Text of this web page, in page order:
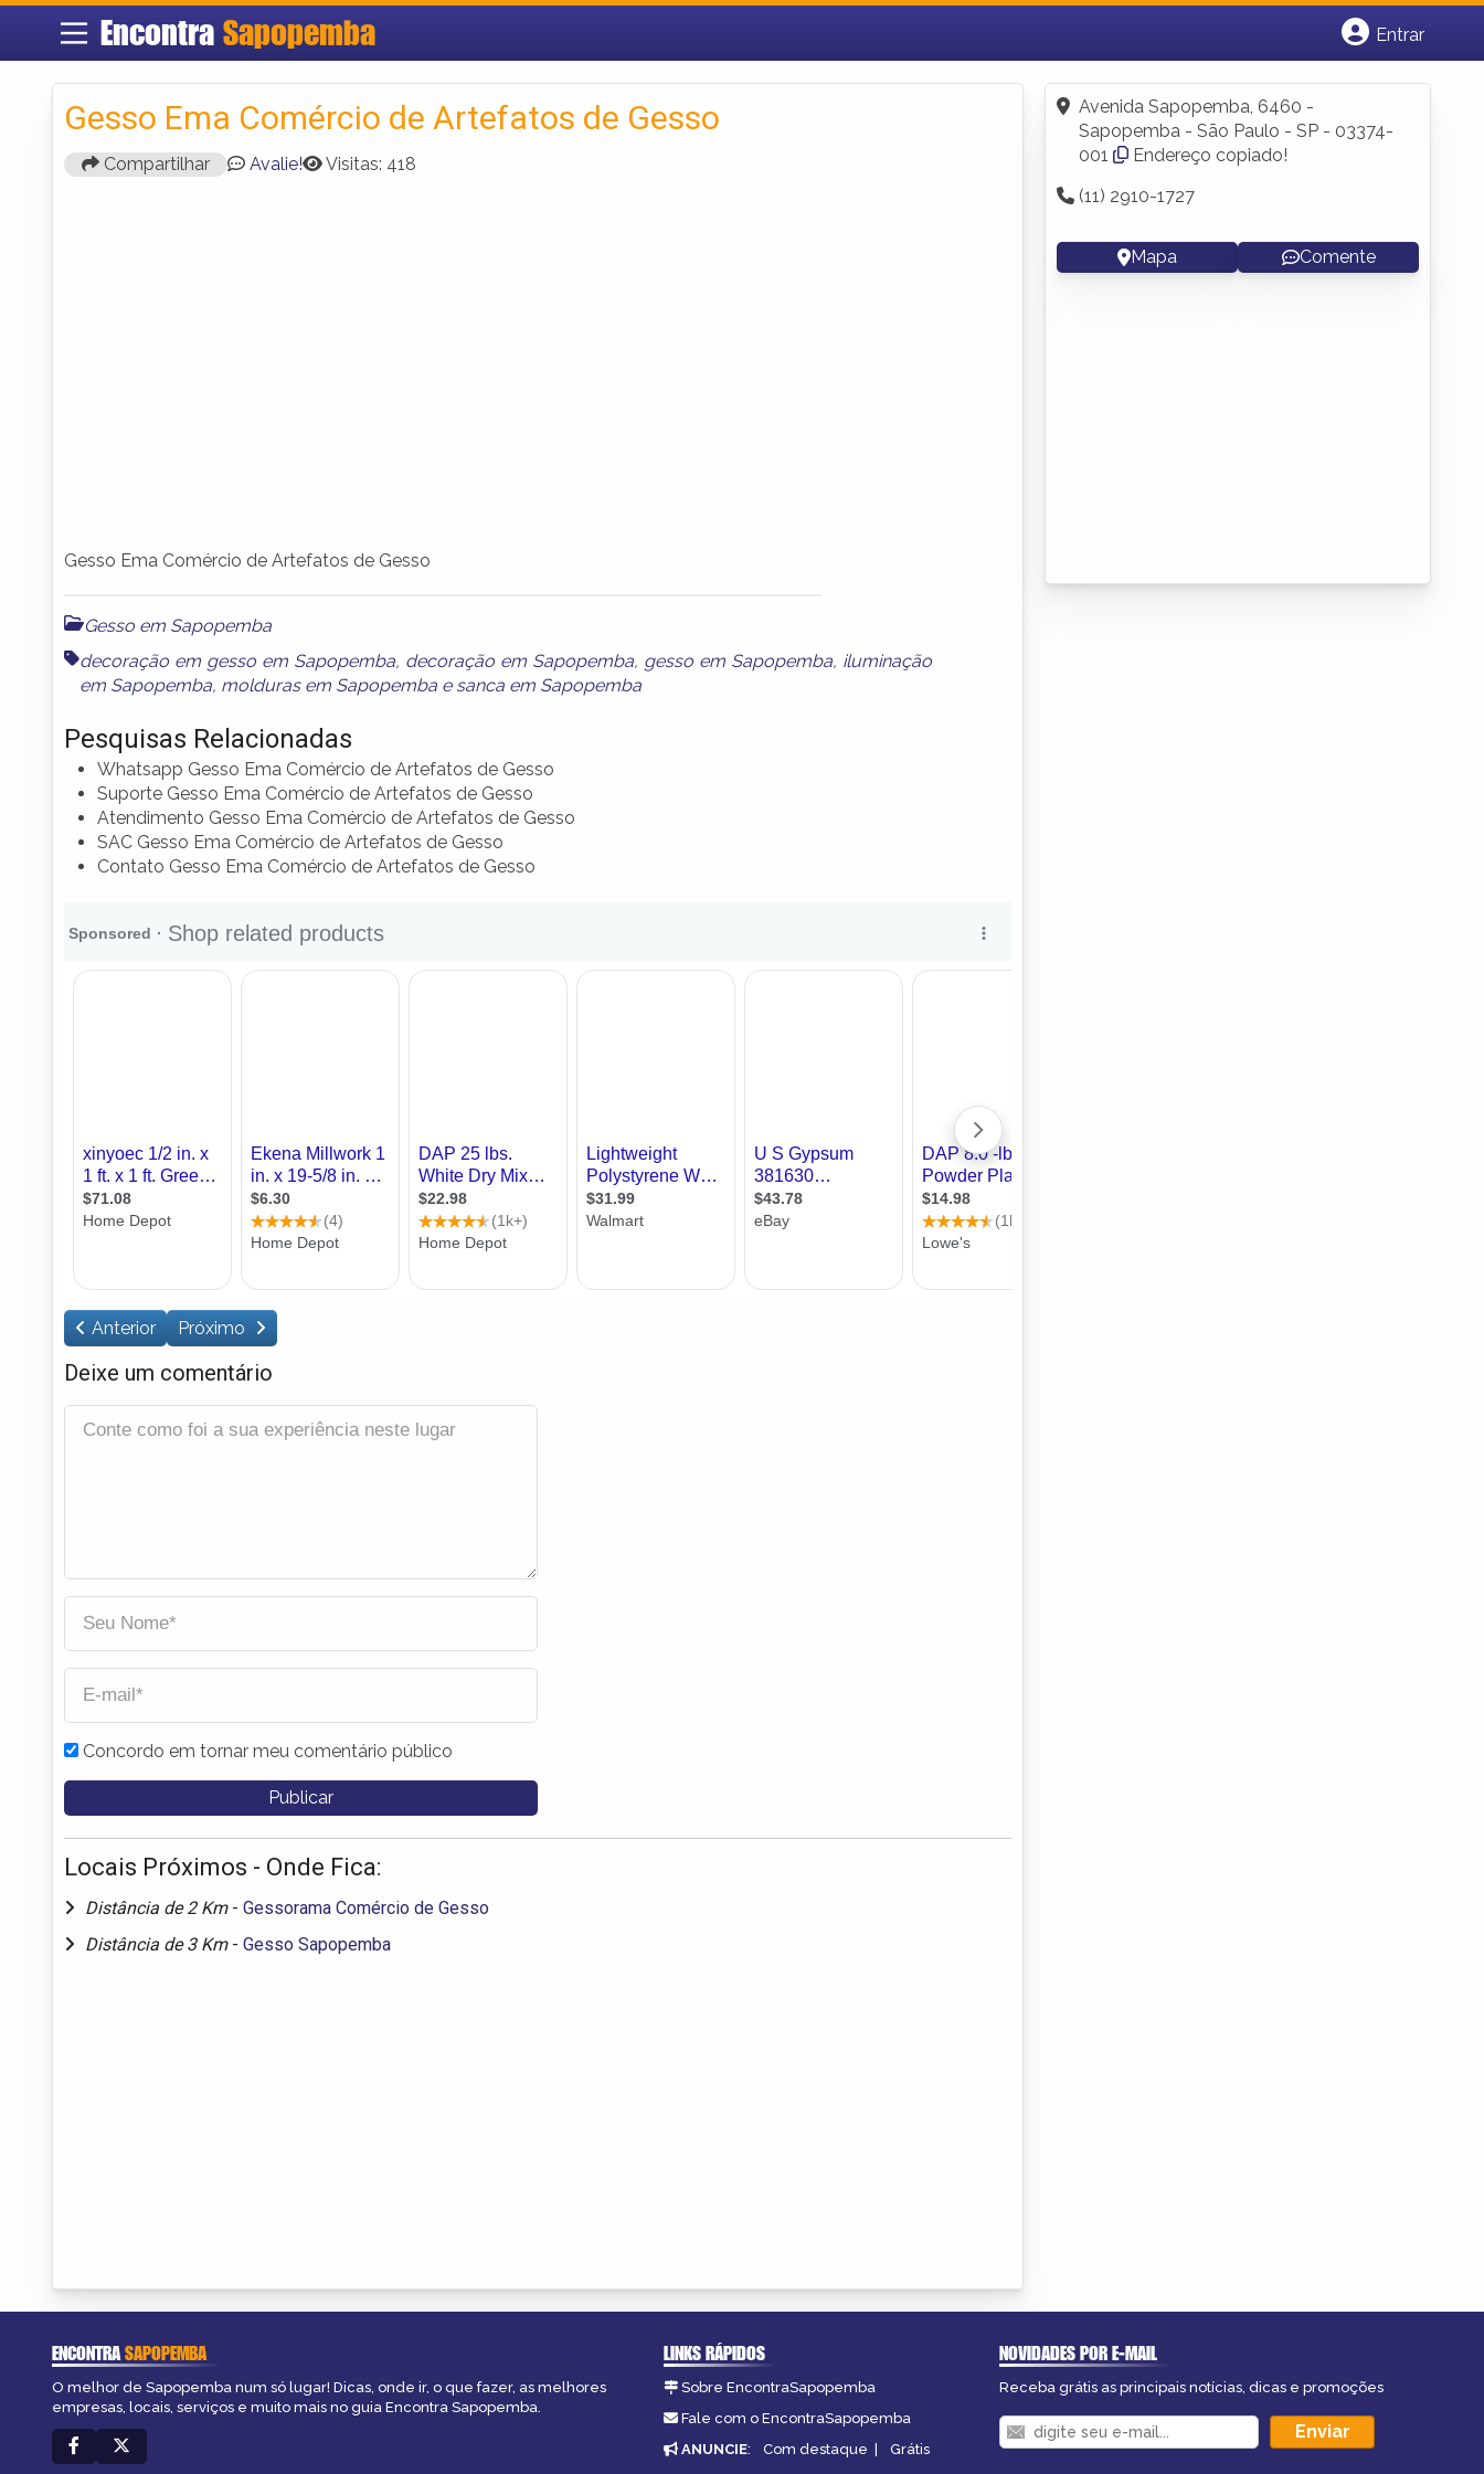
Encontra Sapopemba
Entrar
Fazer login
Criar conta
Gesso Ema Comércio de Artefatos de Gesso
Compartilhar Avalie! Visitas: 418
Gesso Ema Comércio de Artefatos de Gesso
Gesso em Sapopemba
decoração em gesso em Sapopemba, decoração em Sapopemba, gesso em Sapopemba, iluminação
em Sapopemba, molduras em Sapopemba e sanca em Sapopemba
Pesquisas Relacionadas
Whatsapp Gesso Ema Comércio de Artefatos de Gesso
Suporte Gesso Ema Comércio de Artefatos de Gesso
Atendimento Gesso Ema Comércio de Artefatos de Gesso
SAC Gesso Ema Comércio de Artefatos de Gesso
Contato Gesso Ema Comércio de Artefatos de Gesso
Anterior Próximo
Deixe um comentário
Concordo em tornar meu comentário público
Locais Próximos - Onde Fica:
Distância de 2 Km - Gessorama Comércio de Gesso
Distância de 3 Km - Gesso Sapopemba
Avenida Sapopemba, 6460 -
Sapopemba - São Paulo - SP - 03374-
001
Endereço copiado!
(11) 2910-1727
Mapa Comente
ENCONTRASAPOPEMBA
O melhor de Sapopemba num só lugar! Dicas, onde ir, o que fazer, as melhores
empresas, locais, serviços e muito mais no guia Encontra Sapopemba.
LINKS RÁPIDOS
Sobre EncontraSapopemba
Fale com o EncontraSapopemba
ANUNCIE: Com destaque | Grátis
NOVIDADES POR E-MAIL
Receba grátis as principais notícias, dicas e promoções